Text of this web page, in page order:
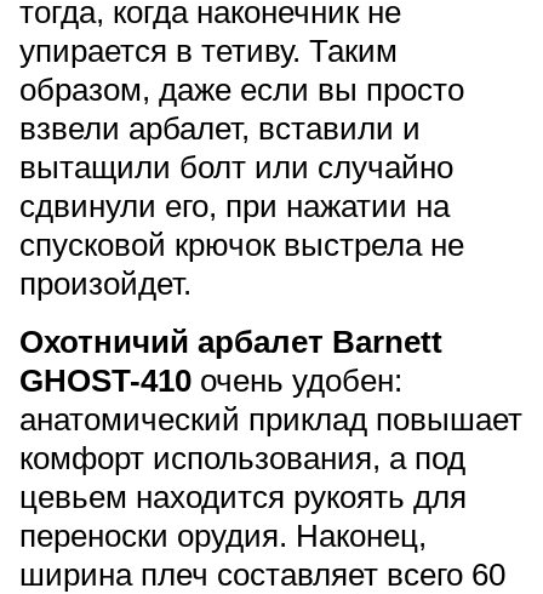
тогда, когда наконечник не
упирается в тетиву. Таким
образом, даже если вы просто
взвели арбалет, вставили и
вытащили болт или случайно
сдвинули его, при нажатии на
спусковой крючок выстрела не
произойдет.
Охотничий арбалет Barnett
GHOST-410 очень удобен:
анатомический приклад повышает
комфорт использования, а под
цевьем находится рукоять для
переноски орудия. Наконец,
ширина плеч составляет всего 60